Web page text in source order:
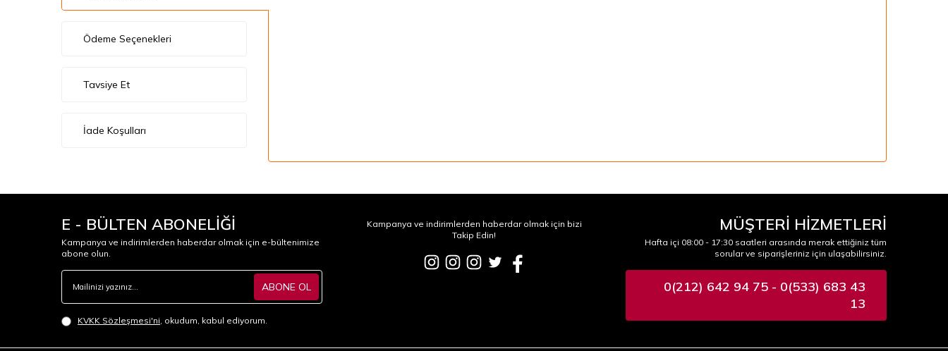
Ödeme Seçenekleri
Tavsiye Et
İade Koşulları
E - BÜLTEN ABONELİĞİ
Kampanya ve indirimlerden haberdar olmak için e-bültenimize
abone olun.
ABONE OL
KVKK Sözleşmesi'ni, okudum, kabul ediyorum.
Kampanya ve indirimlerden haberdar olmak için bizi
Takip Edin!
MÜŞTERİ HİZMETLERİ
Hafta içi 08:00 - 17:30 saatleri arasında merak ettiğiniz tüm
sorular ve siparişleriniz için ulaşabilirsiniz.
0(212) 642 94 75 - 0(533) 683 43
13